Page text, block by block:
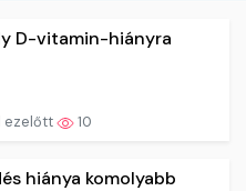
D-vitamin-hiányra
ezelőtt 10
hiánya komolyabb